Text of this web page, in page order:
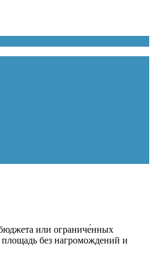
или ограниче́нных
без нагромождений и